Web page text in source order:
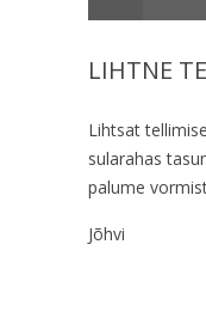
LIHTNE
Lihtsat
sularahas
palume
Jõhvi